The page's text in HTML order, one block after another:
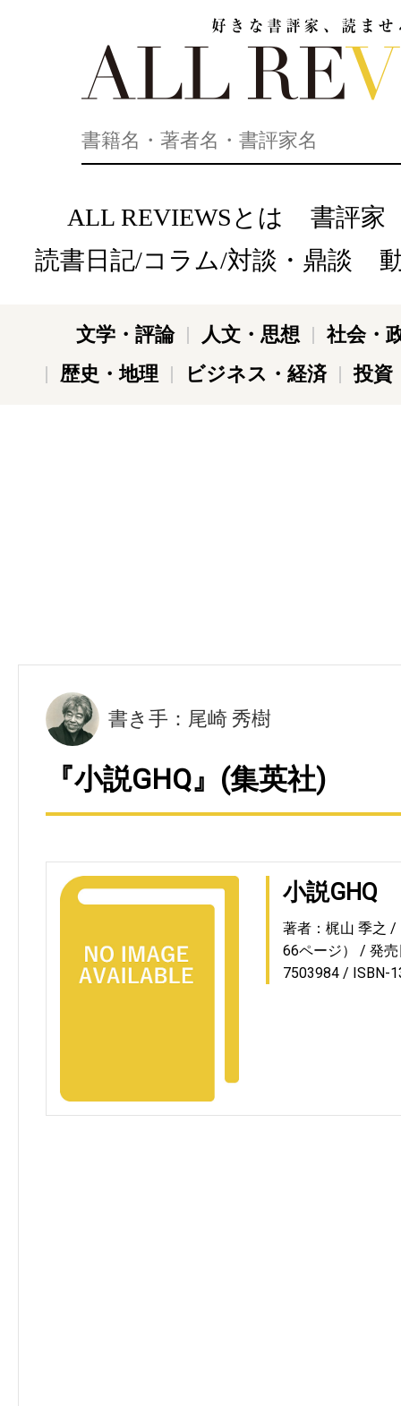
ALL REVIEWSとは
書評家
読書日記/コラム/対談・鼎談
文学・評論 人文・思想
社会・
歴史・地理
ビジネス・経済 投資
書き手：尾崎 秀樹
『小説GHQ』(集英社)
小説GHQ
著者：梶山 季之
66ページ）
発
7503984
ISBN-